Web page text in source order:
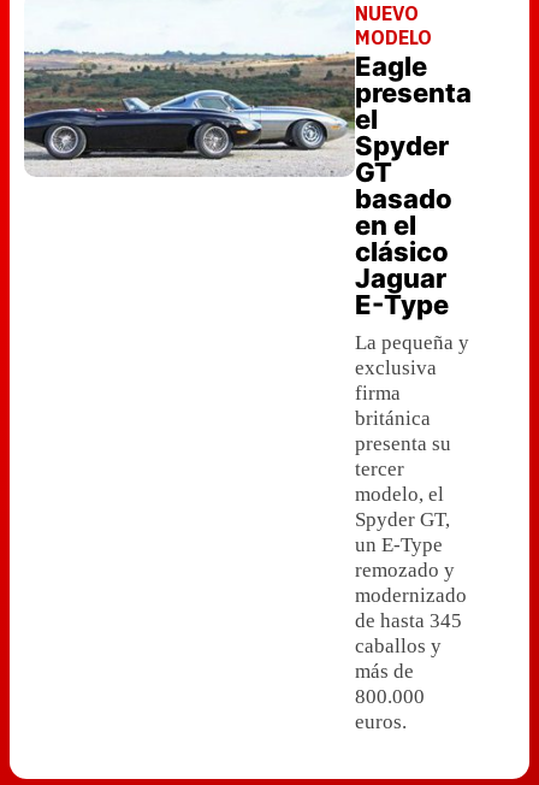
NUEVO
MODELO
Eagle
presenta
el
Spyder
GT
basado
en el
clásico
Jaguar
E-Type
La pequeña y
exclusiva
firma
británica
presenta su
tercer
modelo, el
Spyder GT,
un E-Type
remozado y
modernizado
de hasta 345
caballos y
más de
800.000
euros.